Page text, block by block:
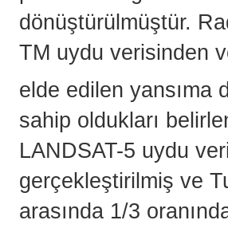
dönüştürülmüştür.
TM uydu verisinden
elde edilen yansıma
sahip oldukları
LANDSAT-5 uydu
gerçekleştirilmiş ve
arasında 1/3